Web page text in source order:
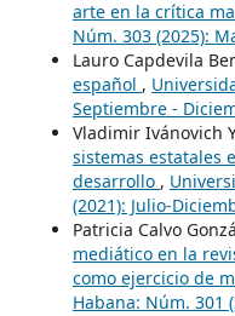
arte en la crítica
Núm. 303 (2025):
Lauro Capdevila
español ,
Septiembre -
Vladimir Ivánovich
sistemas estatales
desarrollo ,
(2021): Julio-
Patricia Calvo
mediático en la
como ejercicio de
Habana: Núm. 301